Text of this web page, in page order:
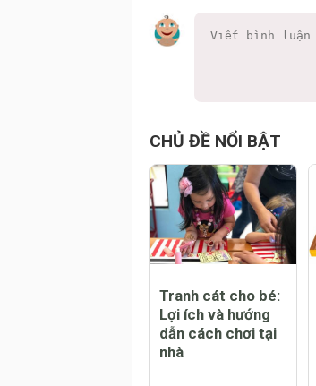
CHỦ ĐỀ NỔI BẬT
Tranh cát cho bé:
Lợi ích và hướng
dẫn cách chơi tại
nhà